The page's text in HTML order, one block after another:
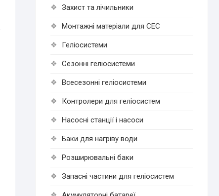
Захист та лічильники
Монтажні матеріали для СЕС
Геліосистеми
Сезонні геліосистеми
Всесезонні геліосистеми
Контролери для геліосистем
Насосні станції і насоси
Баки для нагріву води
Розширювальні баки
Запасні частини для геліосистем